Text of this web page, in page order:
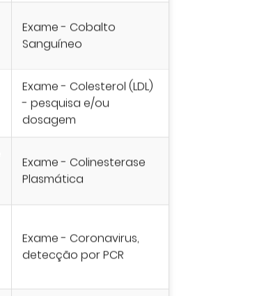
Exame - Cobalto
Sanguíneo
Exame - Colesterol (LDL)
- pesquisa e/ou
dosagem
Exame - Colinesterase
Plasmática
Exame - Coronavirus,
detecção por PCR